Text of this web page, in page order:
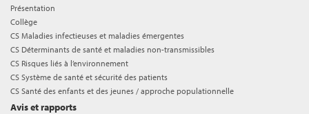
Présentation
Collège
CS Maladies infectieuses et maladies émergentes
CS Déterminants de santé et maladies non-transmissibles
CS Risques liés à l’environnement
CS Système de santé et sécurité des patients
CS Santé des enfants et des jeunes / approche populationnelle
Avis et rapports